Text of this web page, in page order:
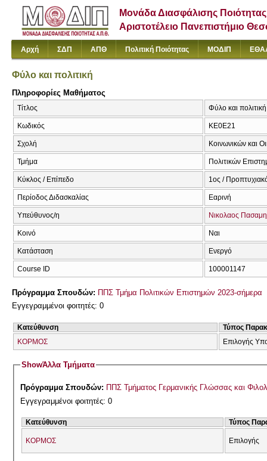
Μονάδα Διασφάλισης Ποιότητας
Αριστοτέλειο Πανεπιστήμιο
Αρχή ΣΔΠ ΑΠΘ Πολιτική Ποιότητας ΜΟΔΙΠ
Φύλο και πολιτική
Πληροφορίες Μαθήματος
Τίτλος Φύλο και
Κωδικός ΚΕ0Ε21
Σχολή Κοινωνικών και
Τμήμα Πολιτικών
Κύκλος / Επίπεδο 1ος /
Περίοδος Διδασκαλίας Εαρινή
Υπεύθυνος/η Νικολαος
Κοινό Ναι
Κατάσταση Ενεργό
Course ID 100001147
Πρόγραμμα Σπουδών: ΠΠΣ Τμήμα Πολιτικών Επιστημών 2023-σήμερα
Εγγεγραμμένοι φοιτητές: 0
Κατεύθυνση
Τύπος
ΚΟΡΜΟΣ
Επιλογής
ShowΆλλα Τμήματα
Πρόγραμμα Σπουδών: ΠΠΣ Τμήματος Γερμανικής Γλώσσας και
Εγγεγραμμένοι φοιτητές: 0
Κατεύθυνση Τύπος
ΚΟΡΜΟΣ Επιλογής